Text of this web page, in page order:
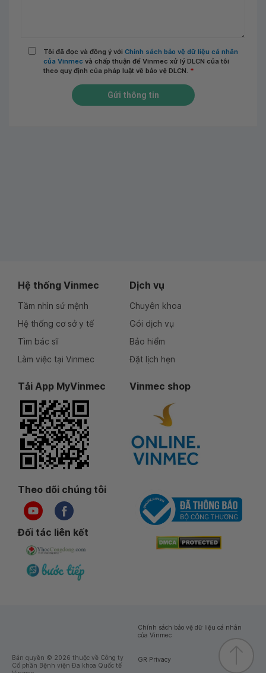
Tôi đã đọc và đồng ý với Chính sách bảo vệ dữ liệu cá nhân
của Vinmec và chấp thuận để Vinmec xử lý DLCN của tôi
theo quy định của pháp luật về bảo vệ DLCN. *
Gửi thông tin
Hệ thống Vinmec
Tầm nhìn sứ mệnh
Hệ thống cơ sở y tế
Tìm bác sĩ
Làm việc tại Vinmec
Dịch vụ
Chuyên khoa
Gói dịch vụ
Bảo hiểm
Đặt lịch hẹn
Tải App MyVinmec Vinmec shop
Theo dõi chúng tôi
Đối tác liên kết
Bản quyền © 2026 thuộc về Công ty
Cổ phần Bệnh viện Đa khoa Quốc tế
Chính sách bảo vệ dữ liệu cá nhân
của Vinmec
GR Privacy